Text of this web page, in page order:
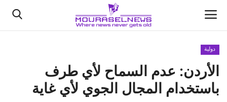
الأخبار
كتّابنا
دولية
الأردن: عدم السماح لأي طرف
باستخدام المجال الجوي لأي غاية